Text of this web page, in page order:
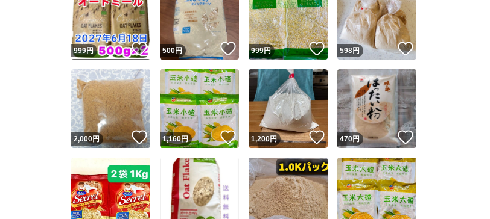
安心取引出品者 Yahoo!フリマの基準をクリアした安心・安全
取引実績
取引実績◯+ このユーザーはYahoo!フリマの取引を完了さ
他フリマ実績◯+ このユーザーは他フリマサービスでの取引実績
スピード&安心発送
※このバッジは実績に基づく表示であり、発送を保証しているものではありま
スピード＆安心発送
このユーザーは高頻度で24時間以内＆設定し
ます
この商品の情報をコピーします
商品画像の無断転載は禁止 されています
コピーは
1商品につき1回です
出品ページへ
キャンセル
999円 いいね！
500円 いいね！
999円 いいね！
598円 いいね！
2,000円 いいね！
1,160円 いいね！
1,200円 いいね！
470円 いいね！